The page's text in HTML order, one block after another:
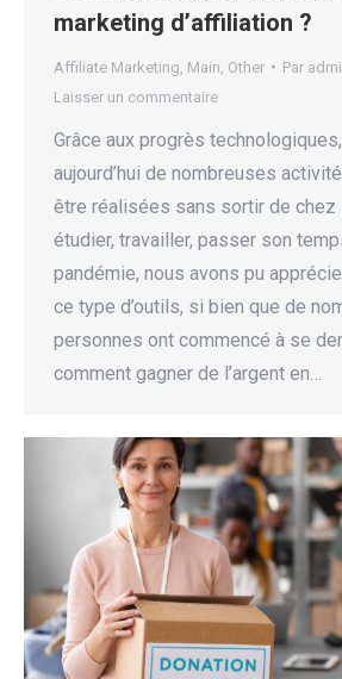
marketing d’affiliation ?
Affiliate Marketing Main Other Par
Laisser un commentaire
Grâce aux progrès
aujourd’hui de nombreuses
être réalisées sans sortir de chez
étudier, travailler, passer son
pandémie, nous avons pu
ce type d’outils, si bien que de
personnes ont commencé à se
comment gagner de l’argent en…